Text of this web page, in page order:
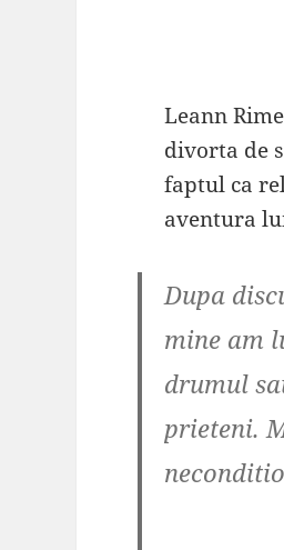
Leann
divorta de
faptul ca
aventura
Dupa
mine am
drumul
prieteni.